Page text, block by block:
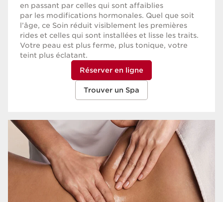
en passant par celles qui sont affaiblies
par les modifications hormonales. Quel que soit
l’âge, ce Soin réduit visiblement les premières
rides et celles qui sont installées et lisse les traits.
Votre peau est plus ferme, plus tonique, votre
teint plus éclatant.
Réserver en ligne
Trouver un Spa